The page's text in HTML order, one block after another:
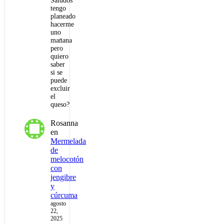
tengo
planeado
hacerme
uno
man̈ana
pero
quiero
saber
si se
puede
excluir
el
queso?
Rosanna
en
Mermelada
de
melocotón
con
jengibre
y
cúrcuma
agosto
22,
2025